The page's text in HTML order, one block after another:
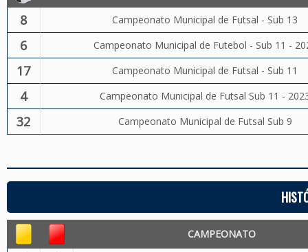
8 Campeonato Municipal de Futsal - Sub 13
6 Campeonato Municipal de Futebol - Sub 11 -
17 Campeonato Municipal de Futsal - Sub 11
4 Campeonato Municipal de Futsal Sub 11 -
32 Campeonato Municipal de Futsal Sub 9
CAMPEONATO